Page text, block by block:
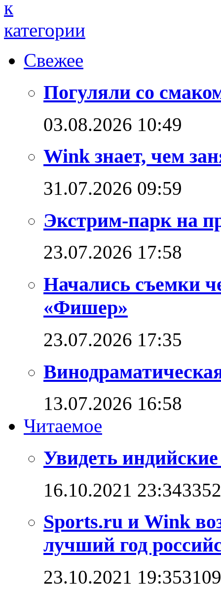
Свежее
Погуляли со
03.08.2026 10:49
Wink знает, чем
31.07.2026 09:59
Экстрим-парк на
23.07.2026 17:58
Начались съемки
«Фишер»
23.07.2026 17:35
13.07.2026 16:58
Читаемое
Увидеть
16.10.2021 23:34
Sports.ru и Wink
лучший год
23.10.2021 19:35